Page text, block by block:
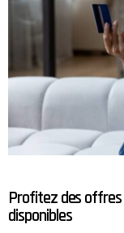
Profitez des
disponibles